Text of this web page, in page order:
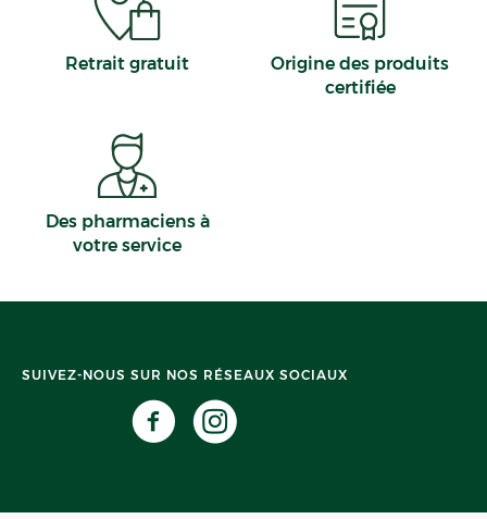
Retrait gratuit
Origine des produits
certifiée
Des pharmaciens à
votre service
SUIVEZ-NOUS SUR NOS RÉSEAUX SOCIAUX